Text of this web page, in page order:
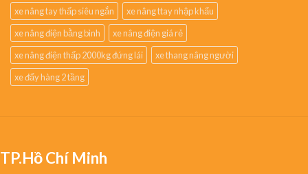
xe nâng tay thấp siêu ngắn
xe nâng ttay nhập khẩu
xe nâng điện bằng bình
xe nâng điện giá rẻ
xe nâng điện thấp 2000kg đứng lái
xe thang nâng người
xe đẩy hàng 2 tầng
TP.Hồ Chí Minh